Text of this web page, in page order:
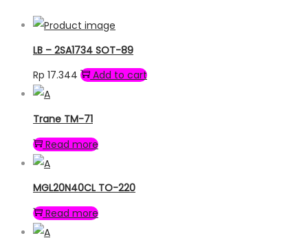
LB – 2SA1734 SOT-89
Rp 17.344 Add to cart
Trane TM-71
Read more
MGL20N40CL TO-220
Read more